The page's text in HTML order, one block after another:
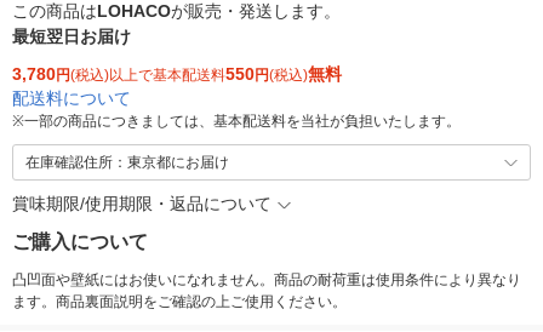
この商品はLOHACOが販売・発送します。
最短翌日お届け
3,780円(税込)以上で基本配送料550円(税込)無料
配送料について
※一部の商品につきましては、基本配送料を当社が負担いたします。
在庫確認住所：東京都にお届け
賞味期限/使用期限・返品について
ご購入について
凸凹面や壁紙にはお使いになれません。商品の耐荷重は使用条件により異なり
ます。商品裏面説明をご確認の上ご使用ください。